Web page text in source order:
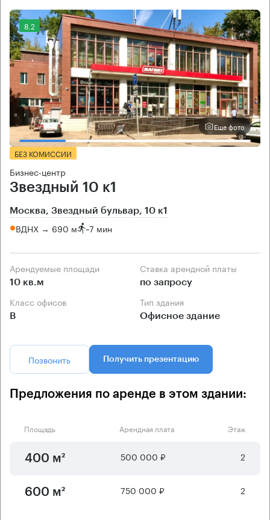
8.2
Еще фото
БЕЗ КОМИССИИ
Бизнес-центр
Звездный 10 к1
Москва, Звездный бульвар, 10 к1
ВДНХ → 690 м ~7 мин
Арендуемые площади
10 кв.м
Ставка арендной платы
по запросу
Класс офисов
B
Тип здания
Офисное здание
Позвонить Получить презентацию
Предложения по аренде в этом здании:
Площадь Арендная плата Этаж
400 м² 500 000 ₽ 2
600 м² 750 000 ₽ 2